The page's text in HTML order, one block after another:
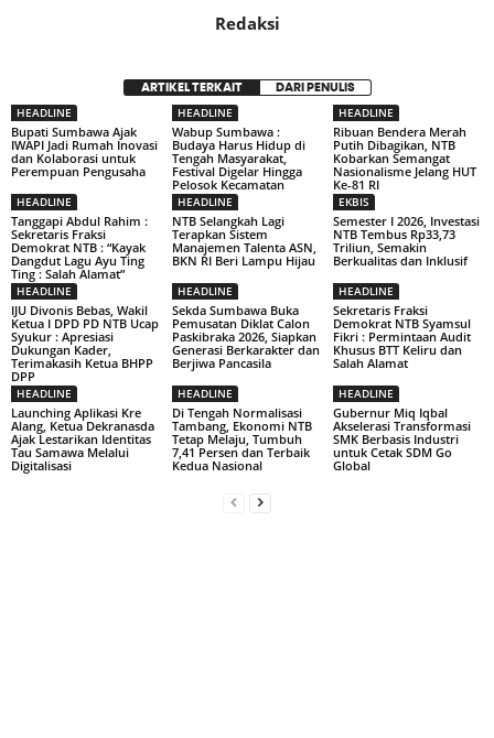
Redaksi
ARTIKEL TERKAIT DARI PENULIS
HEADLINE
Bupati Sumbawa Ajak
IWAPI Jadi Rumah Inovasi
dan Kolaborasi untuk
Perempuan Pengusaha
HEADLINE
Wabup Sumbawa :
Budaya Harus Hidup di
Tengah Masyarakat,
Festival Digelar Hingga
Pelosok Kecamatan
HEADLINE
Ribuan Bendera Merah
Putih Dibagikan, NTB
Kobarkan Semangat
Nasionalisme Jelang HUT
Ke-81 RI
HEADLINE
Tanggapi Abdul Rahim :
Sekretaris Fraksi
Demokrat NTB : “Kayak
Dangdut Lagu Ayu Ting
Ting : Salah Alamat”
HEADLINE
NTB Selangkah Lagi
Terapkan Sistem
Manajemen Talenta ASN,
BKN RI Beri Lampu Hijau
EKBIS
Semester I 2026, Investasi
NTB Tembus Rp33,73
Triliun, Semakin
Berkualitas dan Inklusif
HEADLINE
IJU Divonis Bebas, Wakil
Ketua I DPD PD NTB Ucap
Syukur : Apresiasi
Dukungan Kader,
Terimakasih Ketua BHPP
DPP
HEADLINE
Sekda Sumbawa Buka
Pemusatan Diklat Calon
Paskibraka 2026, Siapkan
Generasi Berkarakter dan
Berjiwa Pancasila
HEADLINE
Sekretaris Fraksi
Demokrat NTB Syamsul
Fikri : Permintaan Audit
Khusus BTT Keliru dan
Salah Alamat
HEADLINE
Launching Aplikasi Kre
Alang, Ketua Dekranasda
Ajak Lestarikan Identitas
Tau Samawa Melalui
Digitalisasi
HEADLINE
Di Tengah Normalisasi
Tambang, Ekonomi NTB
Tetap Melaju, Tumbuh
7,41 Persen dan Terbaik
Kedua Nasional
HEADLINE
Gubernur Miq Iqbal
Akselerasi Transformasi
SMK Berbasis Industri
untuk Cetak SDM Go
Global